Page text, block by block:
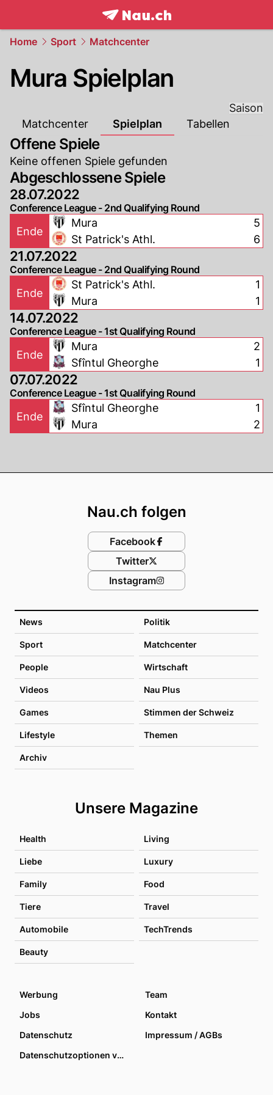
frontpage.NAU.ch
Home Sport Matchcenter
Mura Spielplan
Saison
Matchcenter
Spielplan Tabellen
Offene Spiele
Keine offenen Spiele gefunden
Abgeschlossene Spiele
28.07.2022
Conference League - 2nd Qualifying Round
Ende
Mura
St Patrick's Athl.
5
6
21.07.2022
Conference League - 2nd Qualifying Round
Ende
St Patrick's Athl.
Mura
1
1
14.07.2022
Conference League - 1st Qualifying Round
Ende
Mura
Sfîntul Gheorghe
2
1
07.07.2022
Conference League - 1st Qualifying Round
Ende
Sfîntul Gheorghe
Mura
1
2
News Politik
Sport Matchcenter
People Wirtschaft
Videos Nau Plus
Games Stimmen der Schweiz
Lifestyle Themen
Archiv
Unsere Magazine
Health Living
Liebe Luxury
Family Food
Tiere Travel
Automobile TechTrends
Beauty
Nau.ch folgen
Facebook
Twitter
Instagram
Werbung
Team
Jobs
Kontakt
Datenschutz
Impressum / AGBs
Datenschutzoptionen verwalten